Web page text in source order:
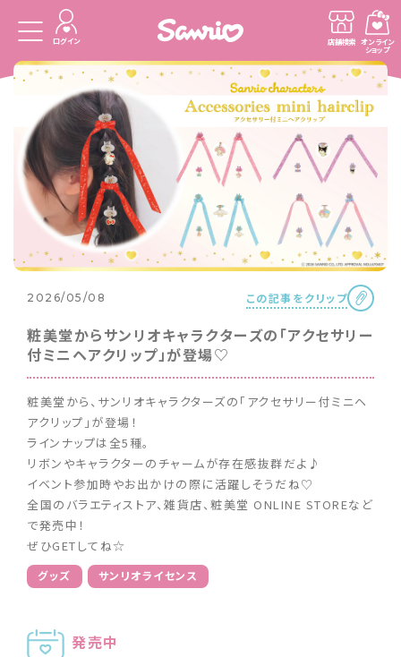
ログイン 店舗検索 オンライン
ショップ
2026/05/08 この記事をクリップ
粧美堂からサンリオキャラクターズの「アクセサリー
付ミニヘアクリップ」が登場♡
粧美堂から、サンリオキャラクターズの「アクセサリー付ミニヘ
アクリップ」が登場！
ラインナップは全5種。
リボンやキャラクターのチャームが存在感抜群だよ♪
イベント参加時やお出かけの際に活躍しそうだね♡
全国のバラエティストア、雑貨店、粧美堂 ONLINE STOREなど
で発売中！
ぜひGETしてね☆
グッズ サンリオライセンス
発売中